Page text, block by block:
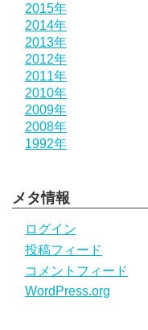
2015年
2014年
2013年
2012年
2011年
2010年
2009年
2008年
1992年
メタ情報
ログイン
投稿フィード
コメントフィード
WordPress.org